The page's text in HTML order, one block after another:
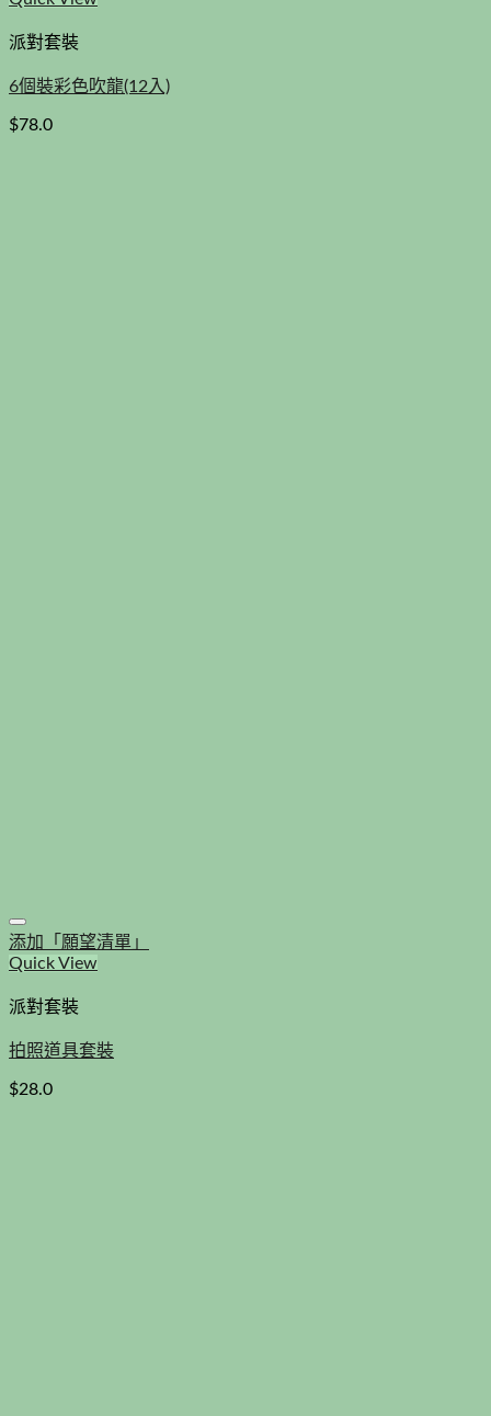
派對套裝
6個裝彩色吹龍(12入)
$78.0
添加「願望清單」
Quick View
派對套裝
拍照道具套裝
$28.0